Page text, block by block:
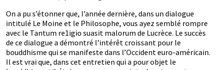
On a pu s’étonner que, l’année dernière, dans un dialogue
intitulé Le Moine et le Philosophe, vous ayez semblé rompre
avec le Tantum re1igio suasit malorum de Lucrèce. Le succès
de ce dialogue a démontré l’intérêt croissant pour le
bouddhisme qui se manifeste dans l’Occident euro-américain.
Il est vrai que, dans cet entretien qui a pour objet le